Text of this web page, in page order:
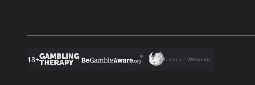
18+ О нас на Wikipedia